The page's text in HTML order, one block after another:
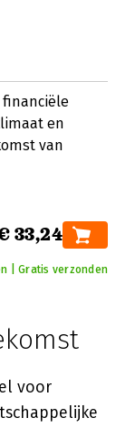
financiële
en
van
33,24
| Gratis verzonden
voor